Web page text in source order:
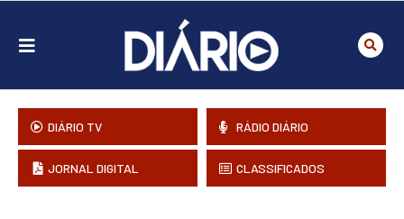
DIÁRIO TV RÁDIO DIÁRIO
JORNAL DIGITAL CLASSIFICADOS